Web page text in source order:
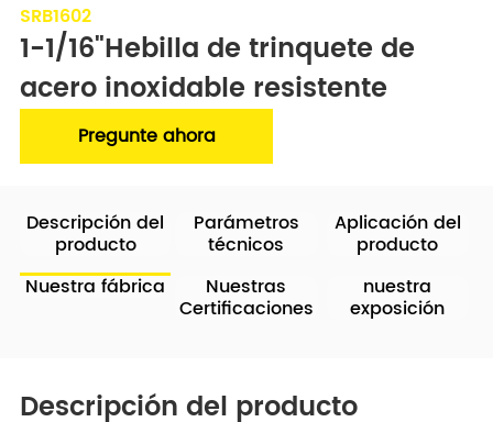
SRB1602
1-1/16"Hebilla de trinquete de
acero inoxidable resistente
Pregunte ahora
Descripción del
producto
Parámetros
técnicos
Aplicación del
producto
Nuestra fábrica
Nuestras
Certificaciones
nuestra
exposición
Descripción del producto